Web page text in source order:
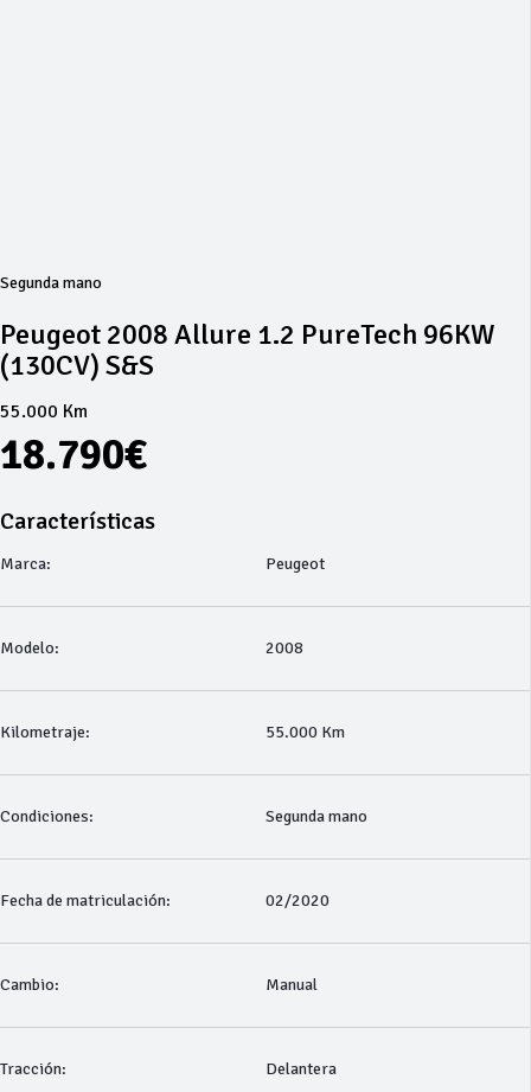
Segunda mano
Peugeot 2008 Allure 1.2 PureTech 96KW
(130CV) S&S
55.000 Km
18.790€
Características
Marca: Peugeot
Modelo: 2008
Kilometraje: 55.000 Km
Condiciones: Segunda mano
Fecha de matriculación: 02/2020
Cambio: Manual
Tracción: Delantera